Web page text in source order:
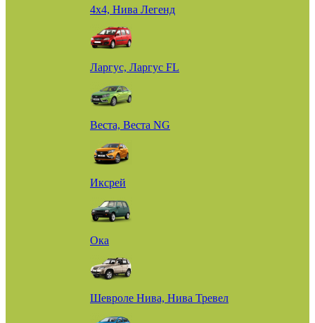
4х4, Нива Легенд
Ларгус, Ларгус FL
Веста, Веста NG
Иксрей
Ока
Шевроле Нива, Нива Тревел